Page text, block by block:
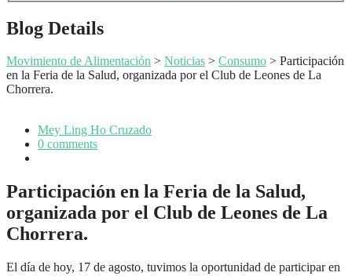
Blog Details
Movimiento de Alimentación > Noticias > Consumo > Participación
en la Feria de la Salud, organizada por el Club de Leones de La
Chorrera.
Mey Ling Ho Cruzado
0 comments
Participación en la Feria de la Salud,
organizada por el Club de Leones de La
Chorrera.
El día de hoy, 17 de agosto, tuvimos la oportunidad de participar en